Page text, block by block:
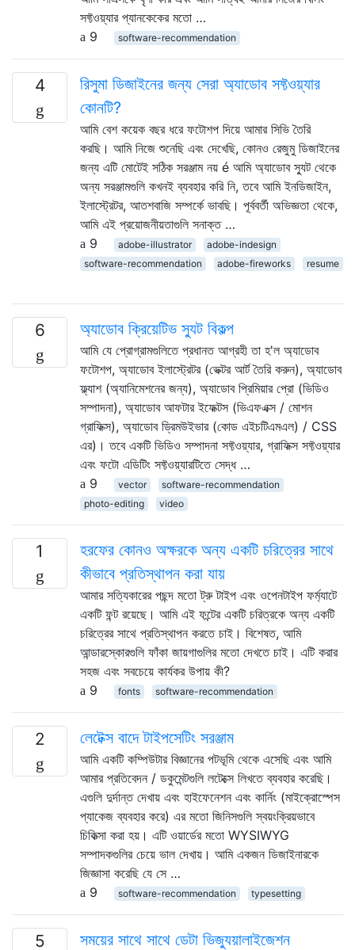
সফ্টওয়্যার প্যানকেকের মতো …
9
software-recommendation
4
রিসুমা ডিজাইনের জন্য সেরা অ্যাডোব সফ্টওয়্যার
কোনটি?
আমি বেশ কয়েক বছর ধরে ফটোশপ দিয়ে আমার সিভি তৈরি
করছি। আমি নিজে শুনেছি এবং দেখেছি, কোনও রেজুমু ডিজাইনের
জন্য এটি মোটেই সঠিক সরঞ্জাম নয় é আমি অ্যাডোব স্যুট থেকে
অন্য সরঞ্জামগুলি কখনই ব্যবহার করি নি, তবে আমি ইনডিজাইন,
ইলাস্ট্রেটর, আতশবাজি সম্পর্কে ভাবছি। পূর্ববর্তী অভিজ্ঞতা থেকে,
আমি এই প্রয়োজনীয়তাগুলি সনাক্ত …
9
adobe-illustrator
adobe-indesign
software-recommendation
adobe-fireworks resume
6 অ্যাডোব ক্রিয়েটিভ স্যুট বিকল্প
আমি যে প্রোগ্রামগুলিতে প্রধানত আগ্রহী তা হ'ল অ্যাডোব
ফটোশপ, অ্যাডোব ইলাস্ট্রেটর (ভেক্টর আর্ট তৈরি করুন), অ্যাডোব
ফ্ল্যাশ (অ্যানিমেশনের জন্য), অ্যাডোব প্রিমিয়ার প্রো (ভিডিও
সম্পাদনা), অ্যাডোব আফটার ইফেক্টস (ভিএফএক্স / মোশন
গ্রাফিক্স), অ্যাডোব ড্রিমউইভার (কোড এইচটিএমএল) / CSS
এর)। তবে একটি ভিডিও সম্পাদনা সফ্টওয়্যার, গ্রাফিক্স সফ্টওয়্যার
এবং ফটো এডিটিং সফ্টওয়্যারটিতে সেদ্ধ …
9
vector
software-recommendation
photo-editing
video
1
হরফের কোনও অক্ষরকে অন্য একটি চরিত্রের সাথে
কীভাবে প্রতিস্থাপন করা যায়
আমার সত্যিকারের পছন্দ মতো ট্রু টাইপ এবং ওপেনটাইপ ফর্ম্যাটে
একটি ফন্ট রয়েছে। আমি এই ফন্টের একটি চরিত্রকে অন্য একটি
চরিত্রের সাথে প্রতিস্থাপন করতে চাই। বিশেষত, আমি
আন্ডারস্কোরগুলি ফাঁকা জায়গাগুলির মতো দেখতে চাই। এটি করার
সহজ এবং সবচেয়ে কার্যকর উপায় কী?
9
fonts software-recommendation
2 লেটেক্স বাদে টাইপসেটিং সরঞ্জাম
আমি একটি কম্পিউটার বিজ্ঞানের পটভূমি থেকে এসেছি এবং আমি
আমার প্রতিবেদন / ডকুমেন্টগুলি লটেক্সে লিখতে ব্যবহার করেছি।
এগুলি দুর্দান্ত দেখায় এবং হাইফেনেশন এবং কার্নিং (মাইক্রোস্পেস
প্যাকেজ ব্যবহার করে) এর মতো জিনিসগুলি স্বয়ংক্রিয়ভাবে
চিকিত্সা করা হয়। এটি ওয়ার্ডের মতো WYSIWYG
সম্পাদকগুলির চেয়ে ভাল দেখায়। আমি একজন ডিজাইনারকে
জিজ্ঞাসা করেছি যে সে …
9
software-recommendation typesetting
5 সময়ের সাথে সাথে ডেটা ভিজ্যুয়ালাইজেশন